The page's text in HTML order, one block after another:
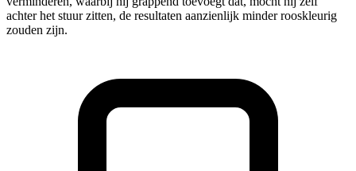
achter het stuur zitten, de resultaten aanzienlijk minder rooskleurig
zouden zijn.